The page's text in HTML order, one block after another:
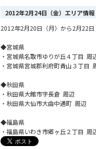
2012年2月24日（金）エリア情報
2012年2月20日（月）から2月22日
◆宮城県
・宮城県名取市ゆりが丘４丁目 周
・宮城県宮城郡利府町青山３丁目
◆秋田県
・秋田県大館市字長倉 周辺
・秋田県大仙市大曲中通町 周辺
◆福島県
・福島県いわき市郷ヶ丘２丁目 周